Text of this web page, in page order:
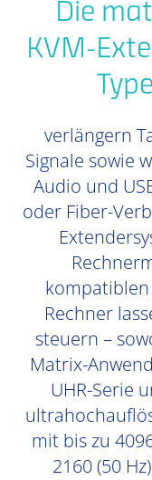
Die
KVM-
verlängern
Signale sowie
Audio und
oder Fiber-
kompatiblen
Rechner
steuern –
Matrix-
UHR-Serie
mit bis zu
2160 (50